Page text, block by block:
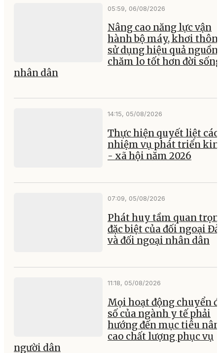
05:59, 06/08/2026
Nâng cao năng lực vận
hành bộ máy, khơi
sử dụng hiệu quả nguồn
chăm lo tốt hơn đời sống
nhân dân
14:15, 05/08/2026
Thực hiện quyết liệt các
nhiệm vụ phát triển
- xã hội năm 2026
07:09, 05/08/2026
Phát huy tầm quan
đặc biệt của đối ngoại
và đối ngoại nhân dân
11:18, 05/08/2026
Mọi hoạt động chuyển
số của ngành y tế phải
hướng đến mục tiêu
cao chất lượng phục vụ
người dân